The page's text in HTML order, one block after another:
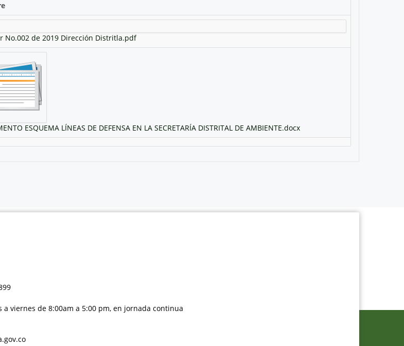
No.002 de 2019 Dirección Distritla.pdf
ESQUEMA LÍNEAS DE DEFENSA EN LA SECRETARÍA DISTRITAL DE AMBIENTE.docx
viernes de 8:00am a 5:00 pm, en jornada continua